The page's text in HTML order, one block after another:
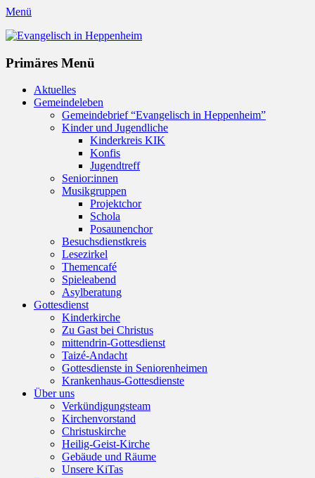
Menü
Evangelisch in Heppenheim
Primäres Menü
Zum
Inhalt
Aktuelles
Gemeindeleben
Gemeindebrief “Evangelisch in Heppenheim”
Kinder und Jugendliche
Kinderkreis KIK
Konfis
Jugendtreff
Senior:innen
Musikgruppen
Projektchor
Schola
Posaunenchor
Besuchsdienstkreis
Lesezirkel
Themencafé
Spieleabend
Asylberatung
Gottesdienst
Kinderkirche
Zu Gast bei Christus
mittendrin-Gottesdienst
Taizé-Andacht
Gottesdienste in Seniorenheimen
Krankenhaus-Gottesdienste
Über uns
Verkündigungsteam
Kirchenvorstand
Christuskirche
Heilig-Geist-Kirche
Gebäude und Räume
Unsere KiTas